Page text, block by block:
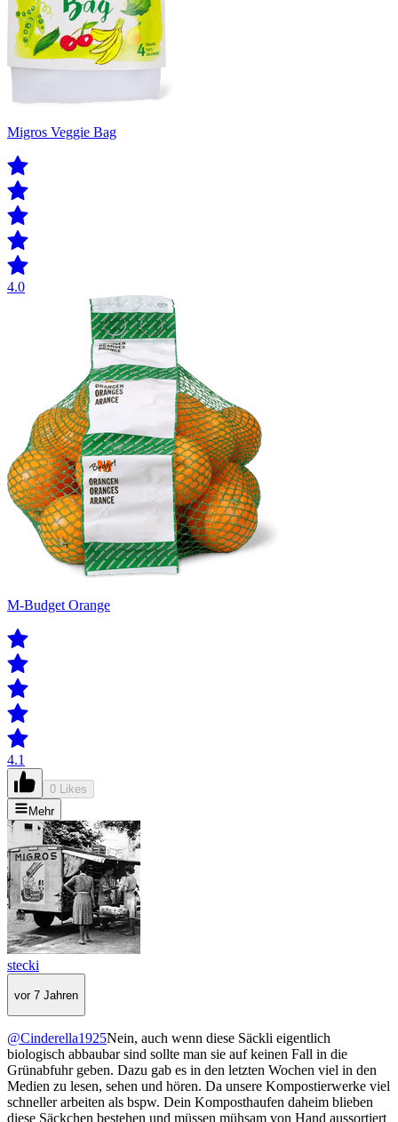
Migros Veggie Bag
4.0
M-Budget Orange
4.1
0 Likes
Mehr
stecki
vor 7 Jahren
@Cinderella1925Nein, auch wenn diese Säckli eigentlich
biologisch abbaubar sind sollte man sie auf keinen Fall in die
Grünabfuhr geben. Dazu gab es in den letzten Wochen viel in den
Medien zu lesen, sehen und hören. Da unsere Kompostierwerke viel
schneller arbeiten als bspw. Dein Komposthaufen daheim blieben
diese Säckchen bestehen und müssen mühsam von Hand aussortiert